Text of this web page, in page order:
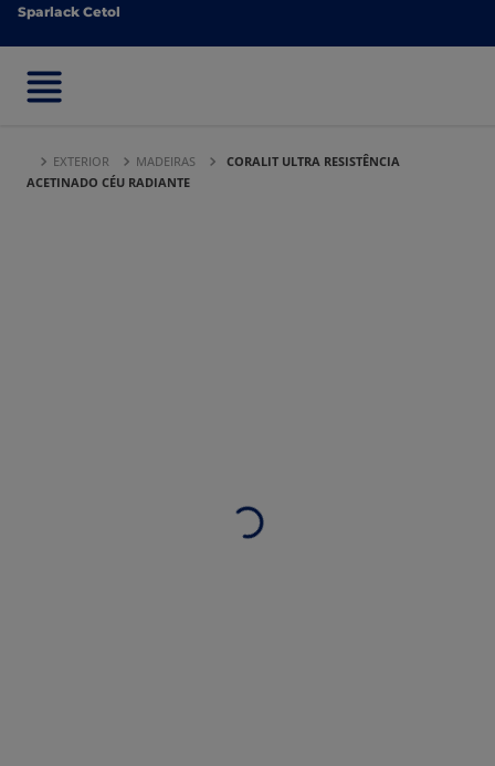
Sparlack Cetol
Sparlack Cetol
EXTERIOR MADEIRAS
CORALIT ULTRA RESISTÊNCIA
ACETINADO CÉU RADIANTE